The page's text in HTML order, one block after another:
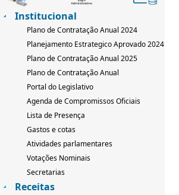
Institucional
Plano de Contratação Anual 2024
Planejamento Estrategico Aprovado 2024-2033
Plano de Contratação Anual 2025
Plano de Contratação Anual
Portal do Legislativo
Agenda de Compromissos Oficiais
Lista de Presença
Gastos e cotas
Atividades parlamentares
Votações Nominais
Secretarias
Receitas